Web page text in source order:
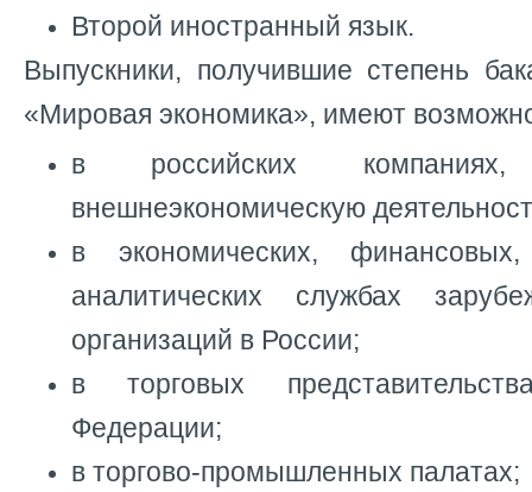
Второй иностранный язык.
Выпускники, получившие степень
«Мировая экономика», имеют
в российских компаниях,
внешнеэкономическую
в экономических,
аналитических службах
организаций в России;
в торговых
Федерации;
в торгово-промышленных палатах;